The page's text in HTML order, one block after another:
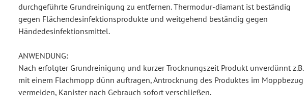
durchgeführte Grundreinigung zu entfernen. Thermodur-diamant ist beständig
gegen Flächendesinfektionsprodukte und weitgehend beständig gegen
Händedesinfektionsmittel.
ANWENDUNG:
Nach erfolgter Grundreinigung und kurzer Trocknungszeit Produkt unverdünnt z.B.
mit einem Flachmopp dünn auftragen, Antrocknung des Produktes im Moppbezug
vermeiden, Kanister nach Gebrauch sofort verschließen.